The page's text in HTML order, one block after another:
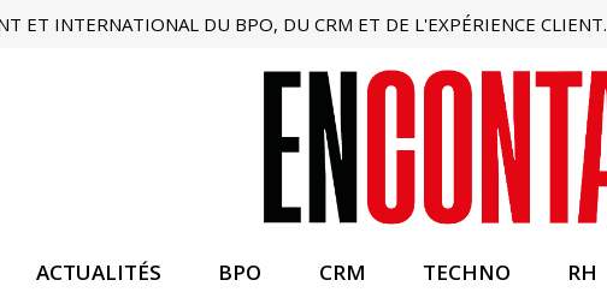
ET INTERNATIONAL DU BPO, DU CRM ET DE L'EXPÉRIENCE CLIENT.
ACTUALITÉS BPO CRM TECHNO RH